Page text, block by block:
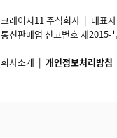
크레이지11 주식회사 | 대표
통신판매업 신고번호 제
회사소개 | 개인정보처리방침